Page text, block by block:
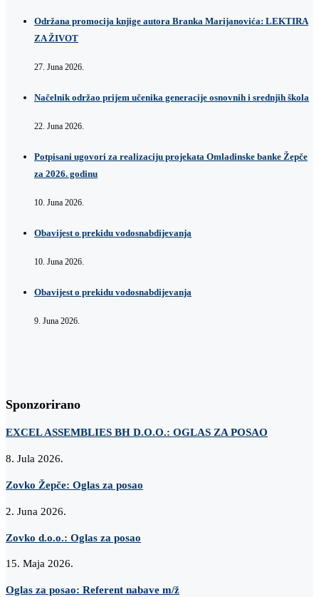
Održana promocija knjige autora Branka Marijanovića: LEKTIRA
ZA ŽIVOT
27. Juna 2026.
Načelnik održao prijem učenika generacije osnovnih i srednjih škola
22. Juna 2026.
Potpisani ugovori za realizaciju projekata Omladinske banke Žepče
za 2026. godinu
10. Juna 2026.
Obavijest o prekidu vodosnabdijevanja
10. Juna 2026.
Obavijest o prekidu vodosnabdijevanja
9. Juna 2026.
Sponzorirano
EXCEL ASSEMBLIES BH D.O.O.: OGLAS ZA POSAO
8. Jula 2026.
Zovko Žepče: Oglas za posao
2. Juna 2026.
Zovko d.o.o.: Oglas za posao
15. Maja 2026.
Oglas za posao: Referent nabave m/ž